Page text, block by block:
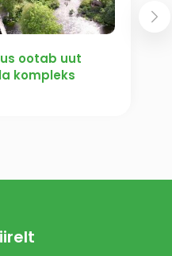
ootab uut
kompleks